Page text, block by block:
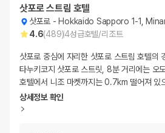
삿포로 스트림 호텔
삿포로 - Hokkaido Sapporo 1-1, Minami 4-
4.6(489)4성급호텔/리조트
삿포로 중심에 자리한 삿포로 스트림 호텔의
타누키코지 삿포로 스트릿, 8분 거리에는 오
호텔에서 니조 마켓까지는 0.7km 떨어져
상세정보 확인